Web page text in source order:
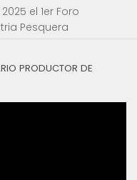
el 1er Foro
Pesquera
PRODUCTOR DE